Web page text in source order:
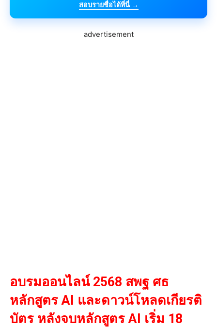
สอบรายชื่อได้ที่นี่ →
advertisement
อบรมออนไลน์ 2568 สพฐ ศธ
หลักสูตร AI และดาวน์โหลดเกียรติ
บัตร หลังจบหลักสูตร AI เริ่ม 18